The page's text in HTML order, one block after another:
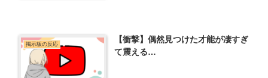
掲示板の反応
【衝撃】偶然見つけた才能が凄すぎ
て震える…